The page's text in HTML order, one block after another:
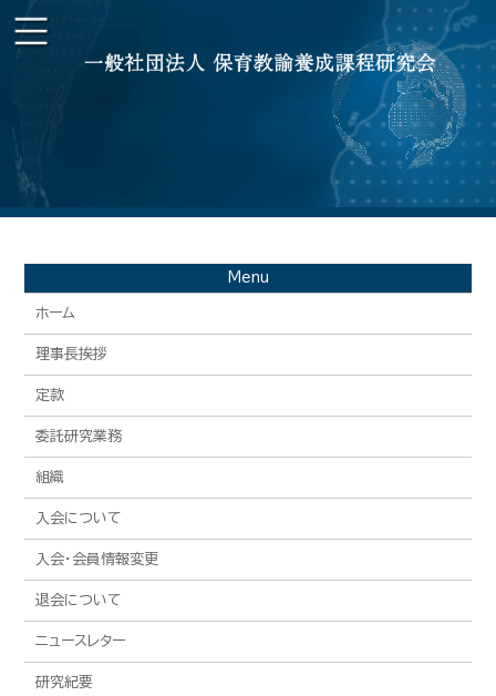
Menu
ホーム
理事長挨拶
定款
委託研究業務
組織
入会について
入会・会員情報変更
退会について
ニュースレター
研究紀要